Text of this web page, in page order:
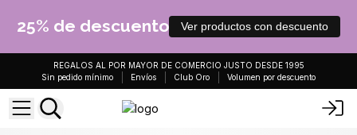
25% de descuento Ver productos con descuento
REGALOS AL POR MAYOR DE COMERCIO JUSTO DESDE 1995
Sin pedido mínimo
Envíos Club Oro Volumen por descuento